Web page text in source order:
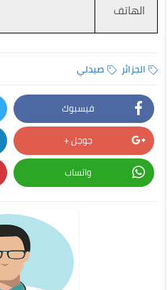
الهاتف
الجزائر صيدلي
فيسبوك
جوجل +
واتساب